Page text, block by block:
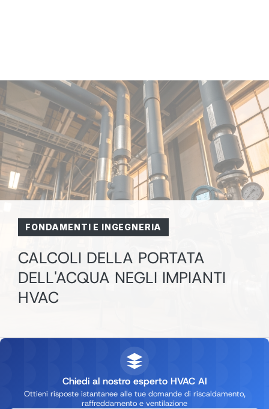
FONDAMENTI E INGEGNERIA
CALCOLI DELLA PORTATA
DELL'ACQUA NEGLI IMPIANTI
HVAC
Chiedi al nostro esperto HVAC AI
Ottieni risposte istantanee alle tue domande di riscaldamento,
raffreddamento e ventilazione